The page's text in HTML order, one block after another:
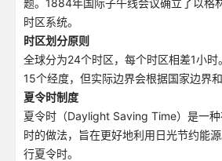
题。1884年国际子午线会议确立了以格
时区系统。
时区划分原则
全球分为24个时区，每个时区相差1小
15个经度，但实际边界会根据国家边界
夏令时制度
夏令时（Daylight Saving Time）是一
时的做法，旨在更好地利用日光节约能
行夏令时。